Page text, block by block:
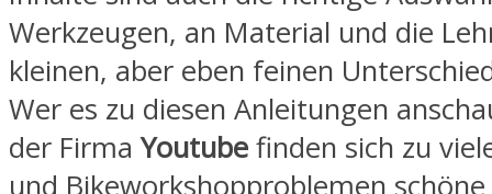
Werkzeugen, an Material und die
kleinen, aber eben feinen
Wer es zu diesen Anleitungen
der FirmaYoutube finden sich zu
und Bikeworkshopproblemen